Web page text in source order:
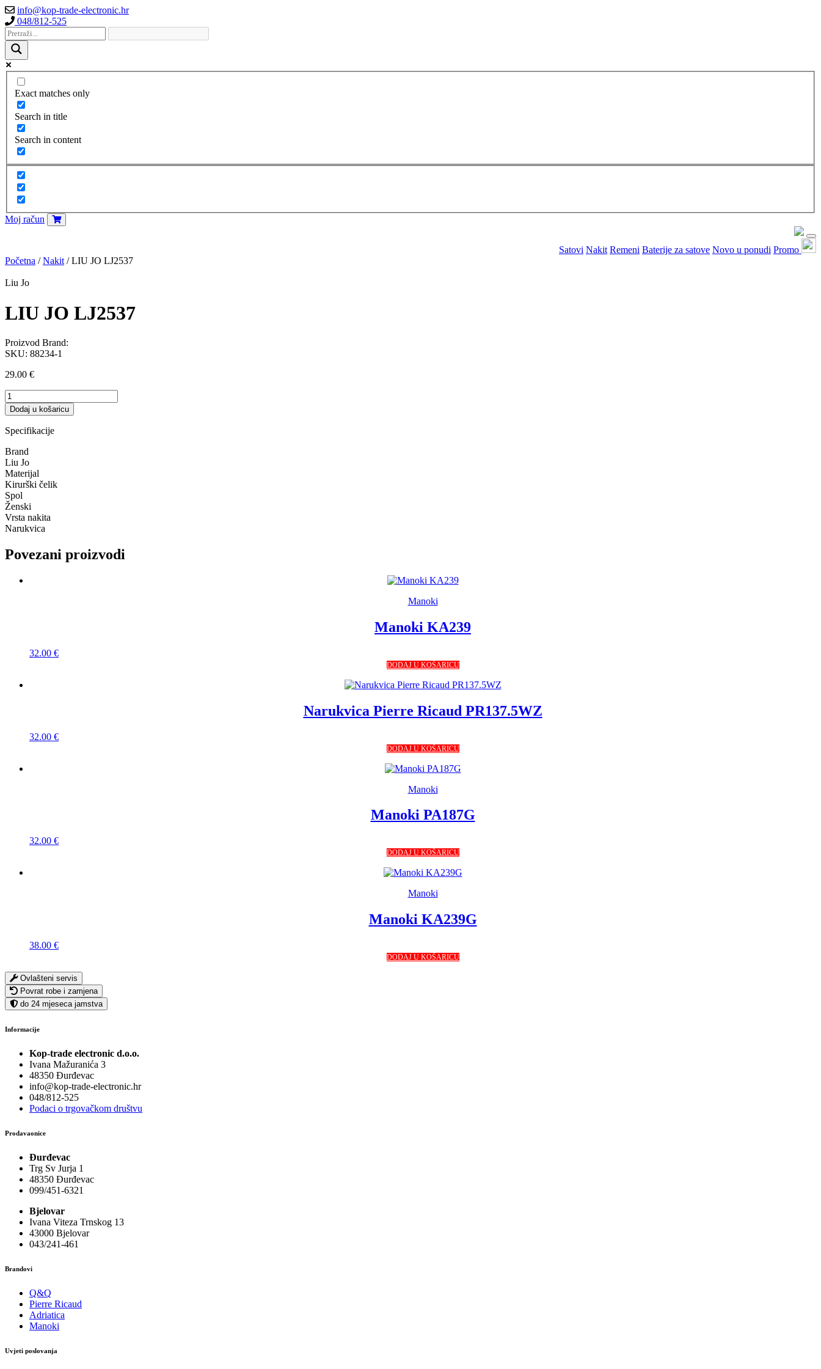
info@kop-trade-electronic.hr
048/812-525
Exact matches only
Search in title
Search in content
Moj račun
Satovi Nakit Remeni Baterije za satove Novo u ponudi Promo
Početna /Nakit / LIU JO LJ2537
Liu Jo
LIU JO LJ2537
SKU: 88234-1
Proizvod Brand:
29.00 €
LIU
JO
LJ2537
količina
Dodaj u košaricu
Specifikacije
Brand
Liu Jo
Materijal
Kirurški čelik
Spol
Ženski
Vrsta nakita
Narukvica
Povezani proizvodi
Manoki
Manoki KA239
32.00 €
DODAJ U KOŠARICU
Narukvica Pierre Ricaud PR137.5WZ
32.00 €
DODAJ U KOŠARICU
Manoki
Manoki PA187G
32.00 €
DODAJ U KOŠARICU
Manoki
Manoki KA239G
38.00 €
DODAJ U KOŠARICU
Ovlašteni servis
Povrat robe i zamjena
do 24 mjeseca jamstva
Informacije
Kop-trade electronic d.o.o.
Ivana Mažuranića 3
48350 Đurđevac
info@kop-trade-electronic.hr
048/812-525
Podaci o trgovačkom društvu
Prodavaonice
Đurđevac
Trg Sv Jurja 1
48350 Đurđevac
099/451-6321
Bjelovar
Ivana Viteza Trnskog 13
43000 Bjelovar
043/241-461
Brandovi
Q&Q
Pierre Ricaud
Adriatica
Manoki
Uvjeti poslovanja